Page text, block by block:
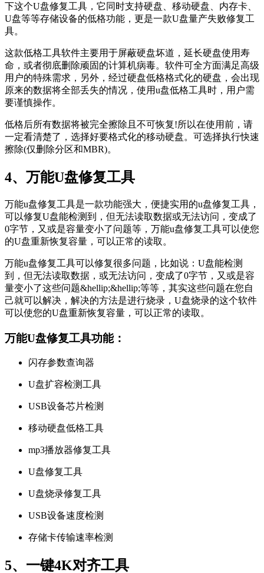
下这个U盘修复工具，它同时支持硬盘、移动硬盘、内存卡、
U盘等等存储设备的低格功能，更是一款U盘量产失败修复工
具。
这款低格工具软件主要用于屏蔽硬盘坏道，延长硬盘使用寿
命，或者彻底删除顽固的计算机病毒。软件可全方面满足高级
用户的特殊需求，另外，经过硬盘低格格式化的硬盘，会出现
原来的数据将全部丢失的情况，使用u盘低格工具时，用户需
要谨慎操作。
低格后所有数据将被完全擦除且不可恢复!所以在使用前，请
一定看清楚了，选择好要格式化的移动硬盘。可选择执行快速
擦除(仅删除分区和MBR)。
4、万能U盘修复工具
万能u盘修复工具是一款功能强大，便捷实用的u盘修复工具，
可以修复U盘能检测到，但无法读取数据或无法访问，变成了
0字节，又或是容量变小了问题等，万能u盘修复工具可以使您
的U盘重新恢复容量，可以正常的读取。
万能u盘修复工具可以修复很多问题，比如说：U盘能检测
到，但无法读取数据，或无法访问，变成了0字节，又或是容
量变小了这些问题&hellip;&hellip;等等，其实这些问题在您自
己就可以解决，解决的方法是进行烧录，U盘烧录的这个软件
可以使您的U盘重新恢复容量，可以正常的读取。
万能U盘修复工具功能：
闪存参数查询器
U盘扩容检测工具
USB设备芯片检测
移动硬盘低格工具
mp3播放器修复工具
U盘修复工具
U盘烧录修复工具
USB设备速度检测
存储卡传输速率检测
5、一键4K对齐工具